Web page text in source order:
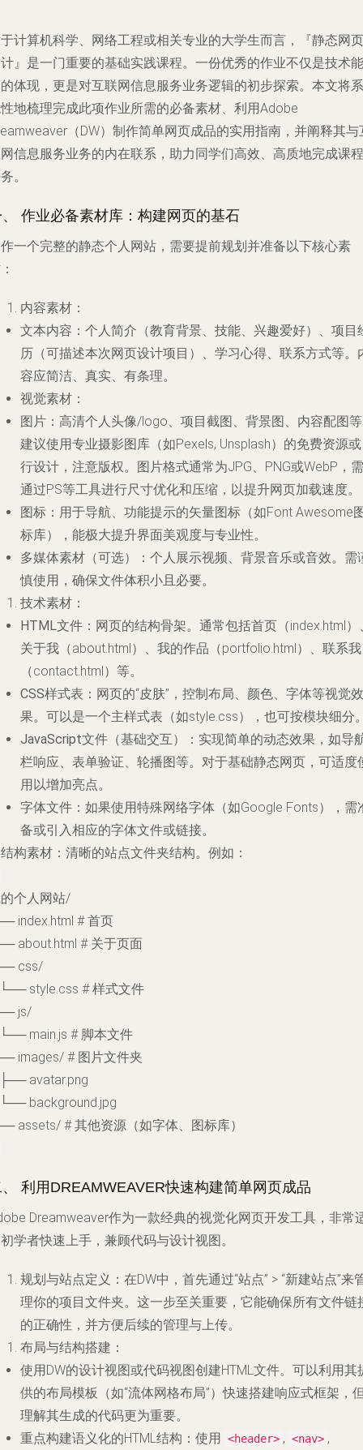
计算机科学、网络工程或相关专业的大学生而言，『静态网页
』是一门重要的基础实践课程。一份优秀的作业不仅是技术能
体现，更是对互联网信息服务业务逻辑的初步探索。本文将系
地梳理完成此项作业所需的必备素材、利用Adobe
（DW）制作简单网页成品的实用指南，并阐释其与
信息服务业务的内在联系，助力同学们高效、高质地完成课程
。
作业必备素材库：构建网页的基石
一个完整的静态个人网站，需要提前规划并准备以下核心素
内容素材 ：
文本内容 ：个人简介（教育背景、技能、兴趣爱好）、项目
历（可描述本次网页设计项目）、学习心得、联系方式等。
容应简洁、真实、有条理。
视觉素材 ：
图片 ：高清个人头像/logo、项目截图、背景图、内容配图
建议使用专业摄影图库（如Pexels, Unsplash）的免费资源
行设计，注意版权。图片格式通常为JPG、PNG或WebP，需
通过PS等工具进行尺寸优化和压缩，以提升网页加载速度。
图标 ：用于导航、功能提示的矢量图标（如Font Awesome
标库），能极大提升界面美观度与专业性。
多媒体素材（可选）
：个人展示视频、背景音乐或音效。需
慎使用，确保文件体积小且必要。
技术素材 ：
HTML文件 ：网页的结构骨架。通常包括首页（index.html）
关于我（about.html）、我的作品（portfolio.html）、联系我
（contact.html）等。
CSS样式表 ：网页的“皮肤”，控制布局、颜色、字体等视觉效
果。可以是一个主样式表（如style.css），也可按模块细分
JavaScript文件（基础交互）
：实现简单的动态效果，如导
栏响应、表单验证、轮播图等。对于基础静态网页，可适度
用以增加亮点。
字体文件 ：如果使用特殊网络字体（如Google Fonts），需
备或引入相应的字体文件或链接。
结构素材 ：清晰的站点文件夹结构。例如：
个人网站/
index.html # 首页
about.html # 关于页面
css/
style.css # 样式文件
js/
main.js # 脚本文件
images/ # 图片文件夹
avatar.png
background.jpg
assets/ # 其他资源（如字体、图标库）
利用DREAMWEAVER快速构建简单网页成品
Dreamweaver作为一款经典的视觉化网页开发工具，非常
学者快速上手，兼顾代码与设计视图。
规划与站点定义 ：在DW中，首先通过“站点” > “新建站点”来
理你的项目文件夹。这一步至关重要，它能确保所有文件链
的正确性，并方便后续的管理与上传。
布局与结构搭建 ：
使用DW的设计视图或代码视图创建HTML文件。可以利用其
供的布局模板（如“流体网格布局”）快速搭建响应式框架，
理解其生成的代码更为重要。
重点构建语义化的HTML结构：使用
<header> , <nav> ,